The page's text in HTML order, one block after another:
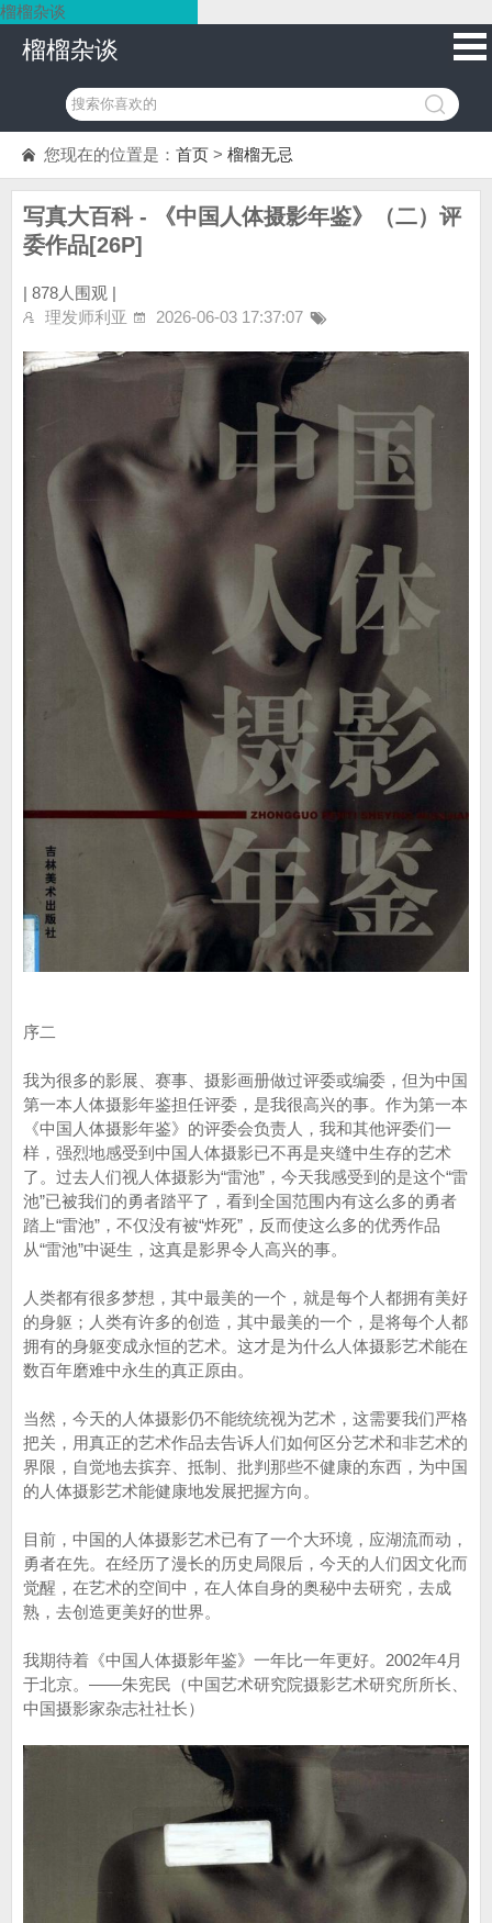
榴榴杂谈
榴榴杂谈
您现在的位置是： 首页 > 榴榴无忌
写真大百科 - 《中国人体摄影年鉴》（二）评
委作品[26P]
| 878人围观 |
理发师利亚
2026-06-03 17:37:07
序二
我为很多的影展、赛事、摄影画册做过评委或编委，但为中国
第一本人体摄影年鉴担任评委，是我很高兴的事。作为第一本
《中国人体摄影年鉴》的评委会负责人，我和其他评委们一
样，强烈地感受到中国人体摄影已不再是夹缝中生存的艺术
了。过去人们视人体摄影为“雷池”，今天我感受到的是这个“雷
池”已被我们的勇者踏平了，看到全国范围内有这么多的勇者
踏上“雷池”，不仅没有被“炸死”，反而使这么多的优秀作品
从“雷池”中诞生，这真是影界令人高兴的事。
人类都有很多梦想，其中最美的一个，就是每个人都拥有美好
的身躯；人类有许多的创造，其中最美的一个，是将每个人都
拥有的身躯变成永恒的艺术。这才是为什么人体摄影艺术能在
数百年磨难中永生的真正原由。
当然，今天的人体摄影仍不能统统视为艺术，这需要我们严格
把关，用真正的艺术作品去告诉人们如何区分艺术和非艺术的
界限，自觉地去摈弃、抵制、批判那些不健康的东西，为中国
的人体摄影艺术能健康地发展把握方向。
目前，中国的人体摄影艺术已有了一个大环境，应湖流而动，
勇者在先。在经历了漫长的历史局限后，今天的人们因文化而
觉醒，在艺术的空间中，在人体自身的奥秘中去研究，去成
熟，去创造更美好的世界。
我期待着《中国人体摄影年鉴》一年比一年更好。2002年4月
于北京。——朱宪民（中国艺术研究院摄影艺术研究所所长、
中国摄影家杂志社社长）